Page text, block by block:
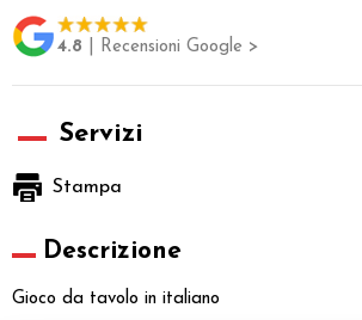
4.8 | Recensioni Google >
Servizi
Stampa
Descrizione
Gioco da tavolo in italiano